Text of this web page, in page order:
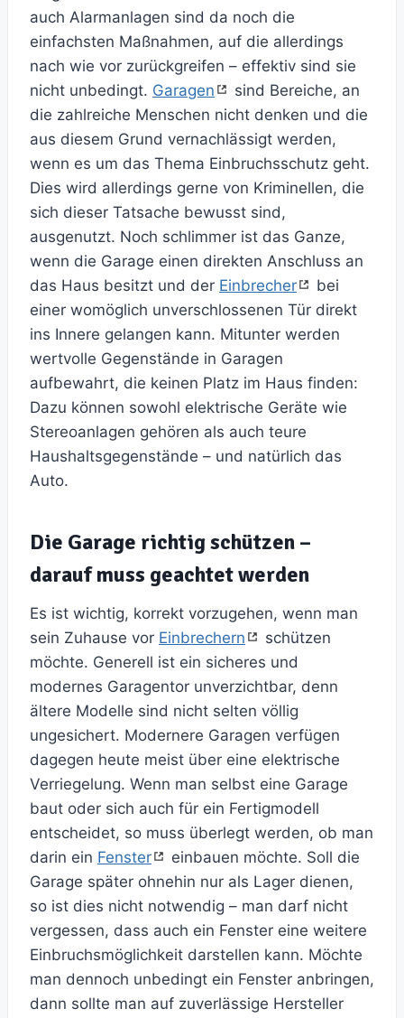
auch Alarmanlagen sind da noch die
einfachsten Maßnahmen, auf die allerdings
nach wie vor zurückgreifen – effektiv sind sie
nicht unbedingt. Garagen
sind Bereiche, an
die zahlreiche Menschen nicht denken und die
aus diesem Grund vernachlässigt werden,
wenn es um das Thema Einbruchsschutz geht.
Dies wird allerdings gerne von Kriminellen, die
sich dieser Tatsache bewusst sind,
ausgenutzt. Noch schlimmer ist das Ganze,
wenn die Garage einen direkten Anschluss an
das Haus besitzt und der Einbrecher
bei
einer womöglich unverschlossenen Tür direkt
ins Innere gelangen kann. Mitunter werden
wertvolle Gegenstände in Garagen
aufbewahrt, die keinen Platz im Haus finden:
Dazu können sowohl elektrische Geräte wie
Stereoanlagen gehören als auch teure
Haushaltsgegenstände – und natürlich das
Auto.
Die Garage richtig schützen –
darauf muss geachtet werden
Es ist wichtig, korrekt vorzugehen, wenn man
sein Zuhause vor Einbrechern
schützen
möchte. Generell ist ein sicheres und
modernes Garagentor unverzichtbar, denn
ältere Modelle sind nicht selten völlig
ungesichert. Modernere Garagen verfügen
dagegen heute meist über eine elektrische
Verriegelung. Wenn man selbst eine Garage
baut oder sich auch für ein Fertigmodell
entscheidet, so muss überlegt werden, ob man
darin ein Fenster
einbauen möchte. Soll die
Garage später ohnehin nur als Lager dienen,
so ist dies nicht notwendig – man darf nicht
vergessen, dass auch ein Fenster eine weitere
Einbruchsmöglichkeit darstellen kann. Möchte
man dennoch unbedingt ein Fenster anbringen,
dann sollte man auf zuverlässige Hersteller